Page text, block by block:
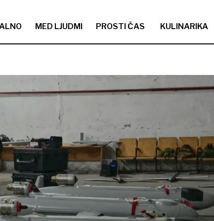
MED LJUDMI PROSTI ČAS KULINARIKA